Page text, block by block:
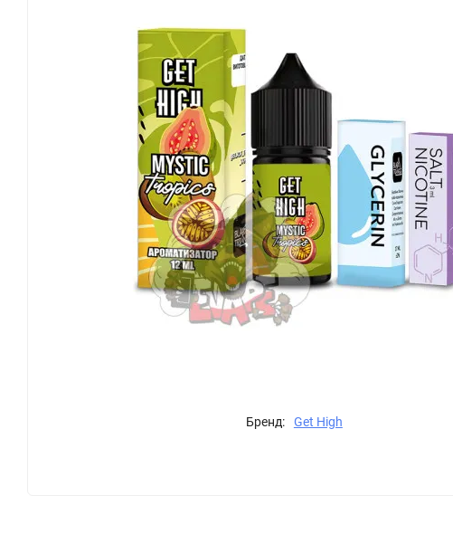
Бренд: Get High